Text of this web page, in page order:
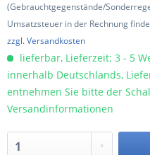
(Gebrauchtgegenstände/
Umsatzsteuer in der Rechnung
zzgl. Versandkosten
lieferbar, Lieferzeit: 3 - 5
innerhalb Deutschlands,
entnehmen Sie bitte der
Versandinformationen